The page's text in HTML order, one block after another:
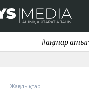
#қаңтар
Жаңалықтар